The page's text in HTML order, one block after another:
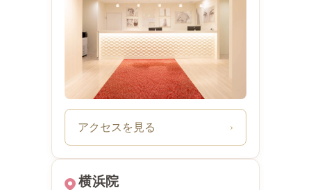
アクセスを見る ›
横浜院